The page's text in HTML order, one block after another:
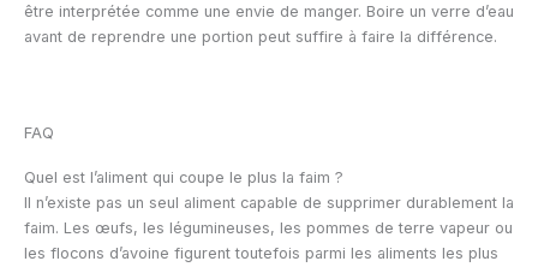
être interprétée comme une envie de manger. Boire un verre d’eau
avant de reprendre une portion peut suffire à faire la différence.
FAQ
Quel est l’aliment qui coupe le plus la faim ?
Il n’existe pas un seul aliment capable de supprimer durablement la
faim. Les œufs, les légumineuses, les pommes de terre vapeur ou
les flocons d’avoine figurent toutefois parmi les aliments les plus